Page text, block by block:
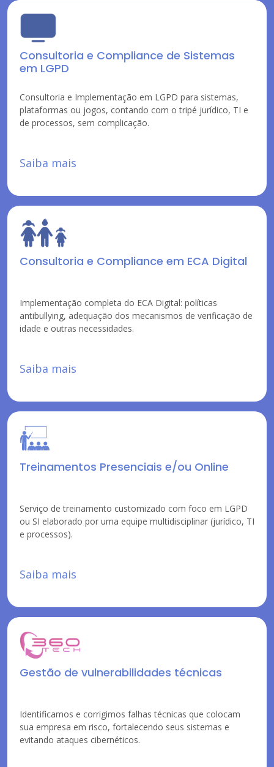
Consultoria e Compliance de Sistemas
em LGPD
Consultoria e Implementação em LGPD para sistemas,
plataformas ou jogos, contando com o tripé jurídico, TI e
de processos, sem complicação.
Saiba mais
Consultoria e Compliance em ECA Digital
Implementação completa do ECA Digital: políticas
antibullying, adequação dos mecanismos de verificação de
idade e outras necessidades.
Saiba mais
Treinamentos Presenciais e/ou Online
Serviço de treinamento customizado com foco em LGPD
ou SI elaborado por uma equipe multidisciplinar (jurídico, TI
e processos).
Saiba mais
Gestão de vulnerabilidades técnicas
Identificamos e corrigimos falhas técnicas que colocam
sua empresa em risco, fortalecendo seus sistemas e
evitando ataques cibernéticos.